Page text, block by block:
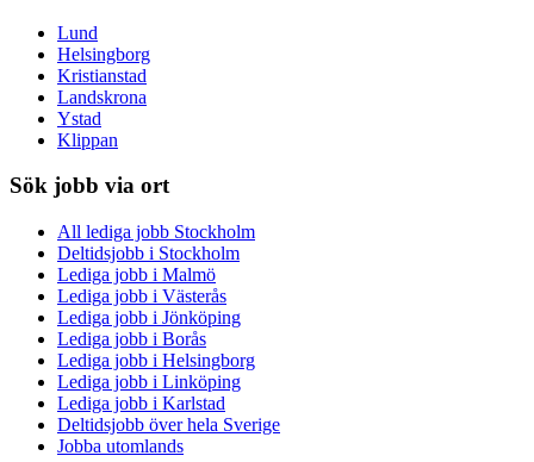
Lund
Helsingborg
Kristianstad
Landskrona
Ystad
Klippan
Sök jobb via ort
All lediga jobb Stockholm
Deltidsjobb i Stockholm
Lediga jobb i Malmö
Lediga jobb i Västerås
Lediga jobb i Jönköping
Lediga jobb i Borås
Lediga jobb i Helsingborg
Lediga jobb i Linköping
Lediga jobb i Karlstad
Deltidsjobb över hela Sverige
Jobba utomlands